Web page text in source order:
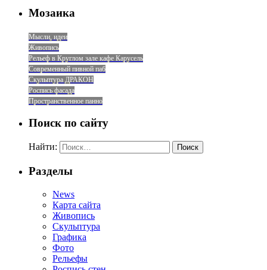
Мозаика
Мысли, идеи
Живопись
Рельеф в Круглом зале кафе Карусель
Современный пивной паб
Скульптура ДРАКОН
Роспись фасада
Пространственное панно
Поиск по сайту
Найти:
Разделы
News
Карта сайта
Живопись
Скульптура
Графика
Фото
Рельефы